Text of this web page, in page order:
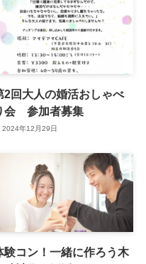
2回大人の婚活おしゃべ
会 参加者募集
2024年12月29日
験コン！一緒に作ろう木